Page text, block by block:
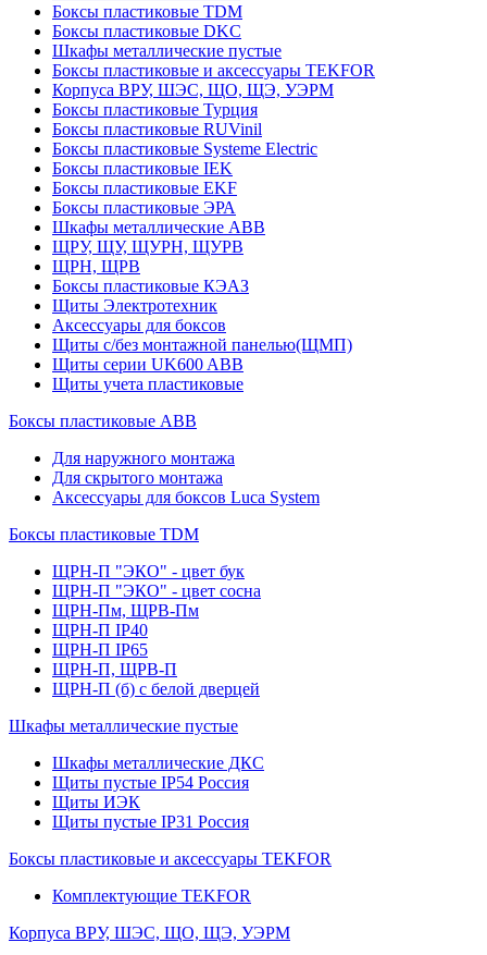
Боксы пластиковые TDM
Боксы пластиковые DKC
Шкафы металлические пустые
Боксы пластиковые и аксессуары TEKFOR
Корпуса ВРУ, ШЭС, ЩО, ЩЭ, УЭРМ
Боксы пластиковые Турция
Боксы пластиковые RUVinil
Боксы пластиковые Systeme Electric
Боксы пластиковые IEK
Боксы пластиковые EKF
Боксы пластиковые ЭРА
Шкафы металлические ABB
ЩРУ, ЩУ, ЩУРН, ЩУРВ
ЩРН, ЩРВ
Боксы пластиковые КЭАЗ
Щиты Электротехник
Аксессуары для боксов
Щиты с/без монтажной панелью(ЩМП)
Щиты серии UK600 ABB
Щиты учета пластиковые
Боксы пластиковые ABB
Для наружного монтажа
Для скрытого монтажа
Аксессуары для боксов Luca System
Боксы пластиковые TDM
ЩРН-П "ЭКО" - цвет бук
ЩРН-П "ЭКО" - цвет сосна
ЩРН-Пм, ЩРВ-Пм
ЩРН-П IP40
ЩРН-П IP65
ЩРН-П, ЩРВ-П
ЩРН-П (б) с белой дверцей
Шкафы металлические пустые
Шкафы металлические ДКС
Щиты пустые IP54 Россия
Щиты ИЭК
Щиты пустые IP31 Россия
Боксы пластиковые и аксессуары TEKFOR
Комплектующие TEKFOR
Корпуса ВРУ, ШЭС, ЩО, ЩЭ, УЭРМ